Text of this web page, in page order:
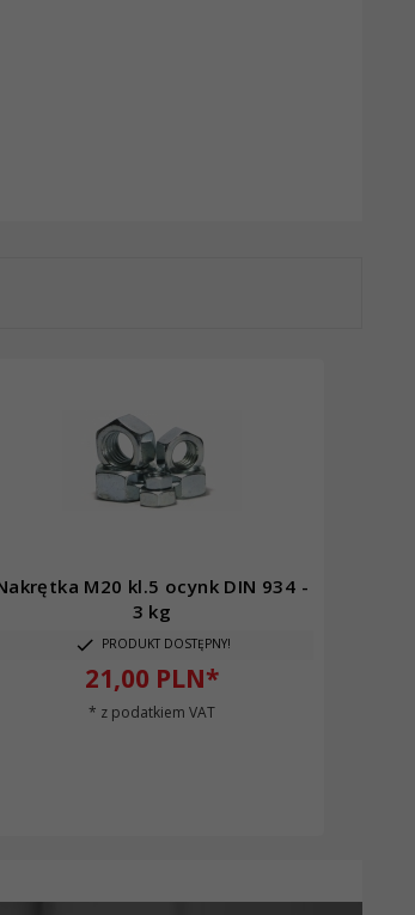
M20 kl.5 ocynk DIN 934 -
3 kg
PRODUKT DOSTĘPNY!
21,00 PLN*
* z podatkiem VAT